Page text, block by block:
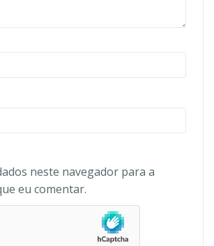
neste navegador para a
eu comentar.